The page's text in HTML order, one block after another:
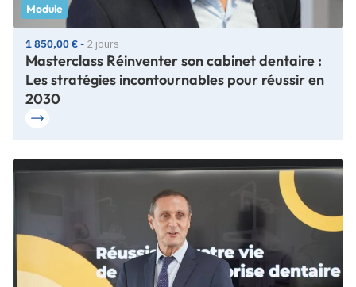
Module
1 850,00 € - 2 jours
Masterclass Réinventer son cabinet dentaire :
Les stratégies incontournables pour réussir en
2030